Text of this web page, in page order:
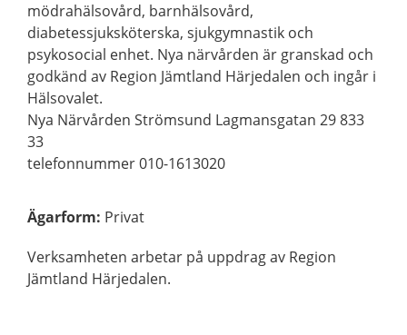
mödrahälsovård, barnhälsovård,
diabetessjuksköterska, sjukgymnastik och
psykosocial enhet. Nya närvården är granskad och
godkänd av Region Jämtland Härjedalen och ingår i
Hälsovalet.
Nya Närvården Strömsund Lagmansgatan 29 833
33
telefonnummer 010-1613020
Ägarform: Privat
Verksamheten arbetar på uppdrag av Region
Jämtland Härjedalen.